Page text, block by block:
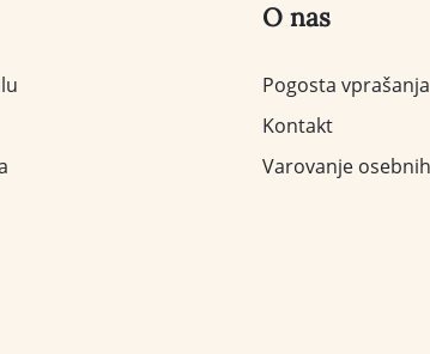
O nas
Pogosta vprašanja
Kontakt
Varovanje